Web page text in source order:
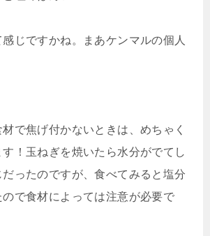
じですかね。まあケンマルの個人
で焦げ付かないときは、めちゃく
！玉ねぎを焼いたら水分がでてし
ったのですが、食べてみると塩分
で食材によっては注意が必要で